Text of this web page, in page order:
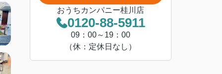
おうちカンパニー桂川店
0120-88-5911
09：00～19：00
（休：定休日なし）